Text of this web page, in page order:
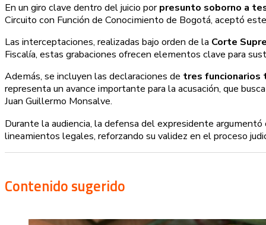
En un giro clave dentro del juicio porpresunto soborno a
Circuito con Función de Conocimiento de Bogotá, aceptó
Las interceptaciones, realizadas bajo orden de la Corte
Fiscalía, estas grabaciones ofrecen elementos clave para
Además, se incluyen las declaraciones de tres funcionarios
representa un avance importante para la acusación, que
Juan Guillermo Monsalve.
Durante la audiencia, la defensa del expresidente
lineamientos legales, reforzando su validez en el proceso
Contenido sugerido